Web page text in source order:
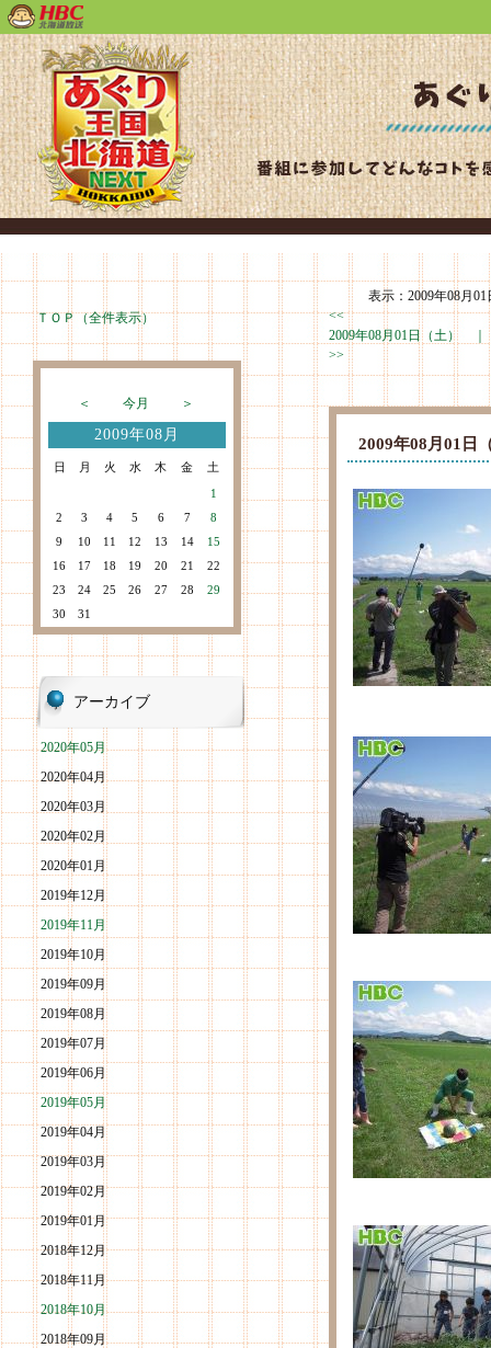
ＴＯＰ（全件表示）
＜ 今月 ＞
2009年08月
日 月 火 水 木 金
土
1
2
3 4 5 6 7
8
9
10 11 12 13 14
15
16
17 18 19 20 21
22
23
24 25 26 27 28
29
30
31
アーカイブ
2020年05月
2020年04月
2020年03月
2020年02月
2020年01月
2019年12月
2019年11月
2019年10月
2019年09月
2019年08月
2019年07月
2019年06月
2019年05月
2019年04月
2019年03月
2019年02月
2019年01月
2018年12月
2018年11月
2018年10月
2018年09月
表示：2009年08月01
<<
2009年08月01日（土）
>>
2009年08月01